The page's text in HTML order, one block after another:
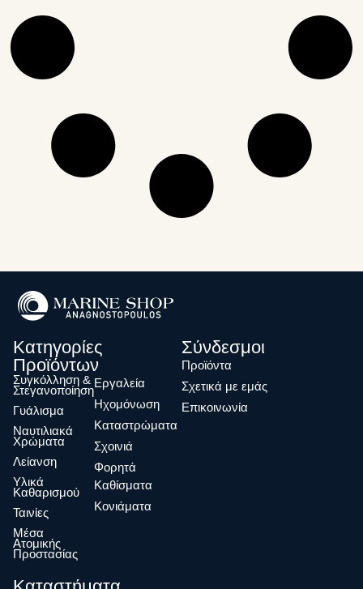
Κατηγορίες
Προϊόντων
Συγκόλληση &
Στεγανοποίηση
Γυάλισμα
Ναυτιλιακά
Χρώματα
Λείανση
Υλικά
Καθαρισμού
Ταινίες
Μέσα
Ατομικής
Προστασίας
Eργαλεία
Ηχομόνωση
Καταστρώματα
Σχοινιά
Φορητά
Καθίσματα
Κονιάματα
Σύνδεσμοι
Προϊόντα
Σχετικά με εμάς
Επικοινωνία